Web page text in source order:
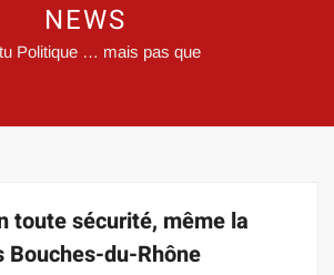
NEWS
Politique … mais pas que
toute sécurité, même la
Bouches-du-Rhône